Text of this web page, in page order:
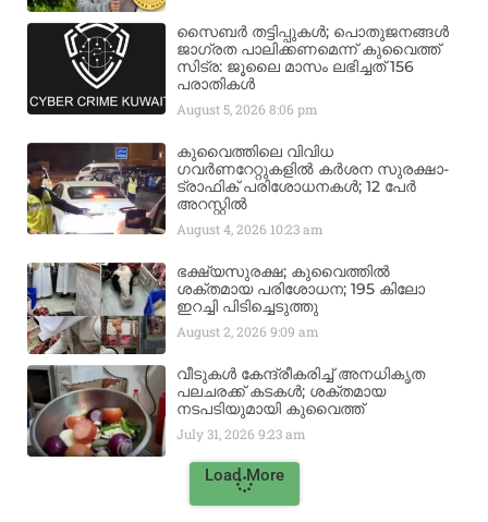
സൈബർ തട്ടിപ്പുകൾ; പൊതുജനങ്ങൾ
ജാഗ്രത പാലിക്കണമെന്ന് കുവൈത്ത്
സിട്ര: ജൂലൈ മാസം ലഭിച്ചത് 156
പരാതികൾ
August 5, 20268:06 pm
കുവൈത്തിലെ വിവിധ
ഗവർണറേറ്റുകളിൽ കർശന സുരക്ഷാ-
ട്രാഫിക് പരിശോധനകൾ; 12 പേർ
അറസ്റ്റിൽ
August 4, 2026 10:23 am
ഭക്ഷ്യസുരക്ഷ; കുവൈത്തിൽ
ശക്തമായ പരിശോധന; 195 കിലോ
ഇറച്ചി പിടിച്ചെടുത്തു
August 2, 20269:09 am
വീടുകൾ കേന്ദ്രീകരിച്ച് അനധികൃത
പലചരക്ക് കടകൾ; ശക്തമായ
നടപടിയുമായി കുവൈത്ത്
July 31, 20269:23 am
Load More